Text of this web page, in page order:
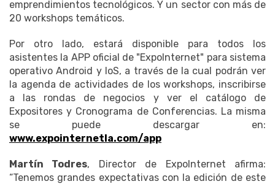
emprendimientos tecnológicos. Y un sector con más de
20 workshops temáticos.
Por otro lado, estará disponible para todos los
asistentes la APP oficial de "ExpoInternet" para sistema
operativo Android y IoS, a través de la cual podrán ver
la agenda de actividades de los workshops, inscribirse
a las rondas de negocios y ver el catálogo de
Expositores y Cronograma de Conferencias. La misma
se puede descargar en:
www.expointernetla.com/app
Martín Todres, Director de ExpoInternet afirma:
“Tenemos grandes expectativas con la edición de este